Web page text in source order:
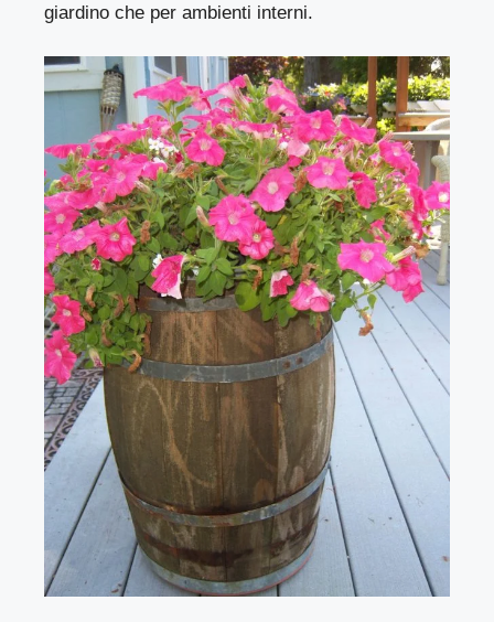
giardino che per ambienti interni.